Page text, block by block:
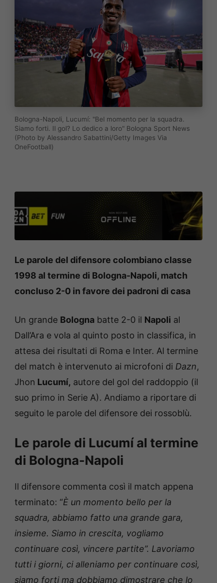
Bologna-Napoli, Lucumí: "Bel momento per la squadra.
Siamo forti. Il gol? Lo dedico a loro" Bologna Sport News
(Photo by Alessandro Sabattini/Getty Images Via
OneFootball)
Le parole del difensore colombiano classe
1998 al termine di Bologna-Napoli, match
concluso 2-0 in favore dei padroni di casa
Un grande Bologna batte 2-0 il Napoli al
Dall’Ara e vola al quinto posto in classifica, in
attesa dei risultati di Roma e Inter. Al termine
del match è intervenuto ai microfoni di Dazn,
Jhon Lucumí, autore del gol del raddoppio (il
suo primo in Serie A). Andiamo a riportare di
seguito le parole del difensore dei rossoblù.
Le parole di Lucumí al termine
di Bologna-Napoli
Il difensore commenta così il match appena
terminato: “È un momento bello per la
squadra, abbiamo fatto una grande gara,
insieme. Siamo in crescita, vogliamo
continuare così, vincere partite”. Lavoriamo
tutti i giorni, ci alleniamo per continuare così,
siamo forti ma dobbiamo dimostrare che lo